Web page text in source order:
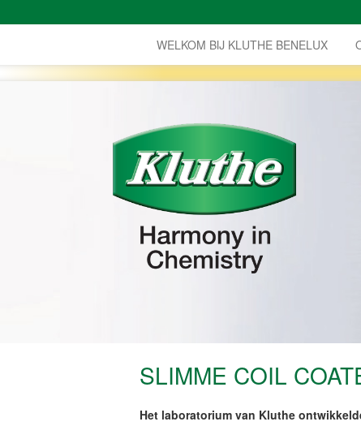
WELKOM BIJ KLUTHE BENELUX
SLIMME COIL
Het laboratorium van Kluthe